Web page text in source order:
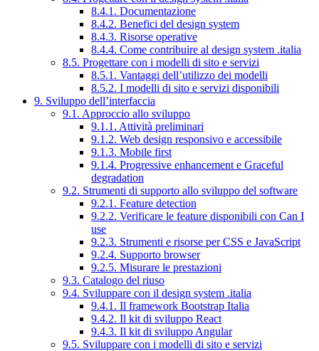
8.4.1. Documentazione
8.4.2. Benefici del design system
8.4.3. Risorse operative
8.4.4. Come contribuire al design system .italia
8.5. Progettare con i modelli di sito e servizi
8.5.1. Vantaggi dell’utilizzo dei modelli
8.5.2. I modelli di sito e servizi disponibili
9. Sviluppo dell’interfaccia
9.1. Approccio allo sviluppo
9.1.1. Attività preliminari
9.1.2. Web design responsivo e accessibile
9.1.3. Mobile first
9.1.4. Progressive enhancement e Graceful
degradation
9.2. Strumenti di supporto allo sviluppo del software
9.2.1. Feature detection
9.2.2. Verificare le feature disponibili con Can I
use
9.2.3. Strumenti e risorse per CSS e JavaScript
9.2.4. Supporto browser
9.2.5. Misurare le prestazioni
9.3. Catalogo del riuso
9.4. Sviluppare con il design system .italia
9.4.1. Il framework Bootstrap Italia
9.4.2. Il kit di sviluppo React
9.4.3. Il kit di sviluppo Angular
9.5. Sviluppare con i modelli di sito e servizi